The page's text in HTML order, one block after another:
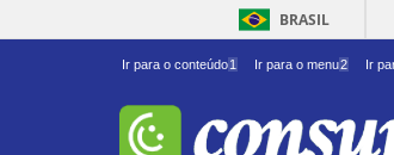
BRASIL
Ir para o conteúdo1 Ir para o menu2 Ir